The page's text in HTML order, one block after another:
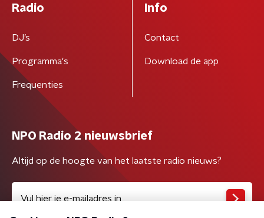
Radio
DJ’s
Programma's
Frequenties
Info
Contact
Download de app
NPO Radio 2 nieuwsbrief
Altijd op de hoogte van het laatste radio nieuws?